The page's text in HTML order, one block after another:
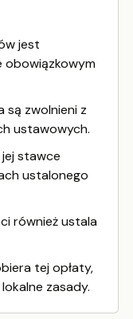
jest
obowiązkowym
są zwolnieni z
ustawowych.
stawce
ustalonego
również ustala
tej opłaty,
zasady.